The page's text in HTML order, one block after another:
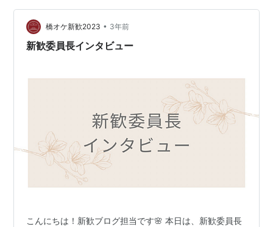
年間スケジュール、イベント等についてご説明しまし
た！ ご説明といっても全く堅苦しいものではなく、出身
地、中高の部活動の話など、雑談も大いに盛り上がりま
橋オケ新歓2023 • 3年前
新歓委員長インタビュー
こんにちは！新歓ブログ担当です🌸 本日は、新歓委員長